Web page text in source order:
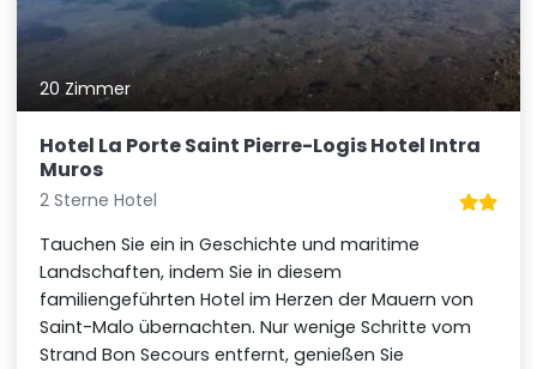
20 Zimmer
Hotel La Porte Saint Pierre-Logis Hotel Intra
Muros
2 Sterne Hotel
Tauchen Sie ein in Geschichte und maritime
Landschaften, indem Sie in diesem
familiengeführten Hotel im Herzen der Mauern von
Saint-Malo übernachten. Nur wenige Schritte vom
Strand Bon Secours entfernt, genießen Sie